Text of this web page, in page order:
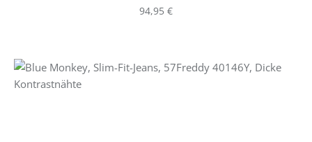
Regulärer Preis:
94,95 €